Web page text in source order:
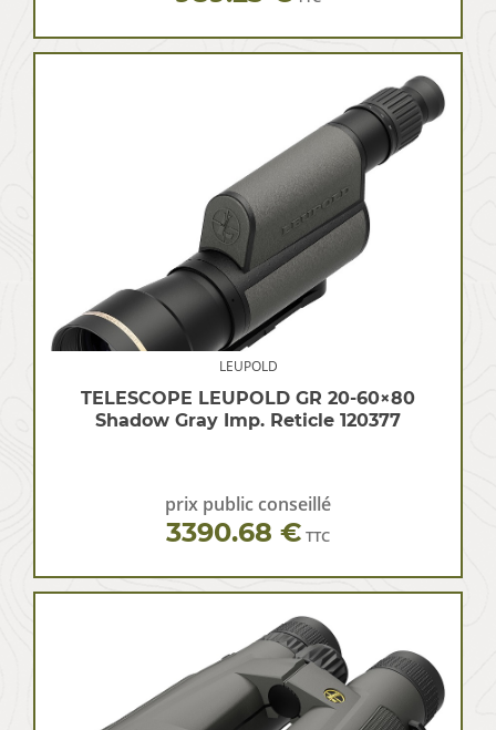
LEUPOLD
TELESCOPE LEUPOLD GR 20-60×80
Shadow Gray Imp. Reticle 120377
prix public conseillé
3390.68 € TTC